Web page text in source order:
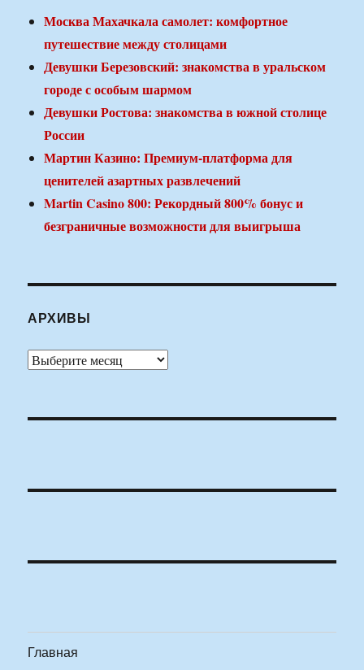
Москва Махачкала самолет: комфортное
путешествие между столицами
Девушки Березовский: знакомства в уральском
городе с особым шармом
Девушки Ростова: знакомства в южной столице
России
Мартин Казино: Премиум-платформа для
ценителей азартных развлечений
Martin Casino 800: Рекордный 800% бонус и
безграничные возможности для выигрыша
АРХИВЫ
Архивы
Главная